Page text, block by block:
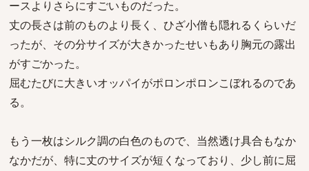
ースよりさらにすごいものだった。
丈の長さは前のものより長く、ひざ小僧も隠れるくらいだ
ったが、その分サイズが大きかったせいもあり胸元の露出
がすごかった。
屈むたびに大きいオッパイがポロンポロンこぼれるのであ
る。
もう一枚はシルク調の白色のもので、当然透け具合もなか
なかだが、特に丈のサイズが短くなっており、少し前に屈